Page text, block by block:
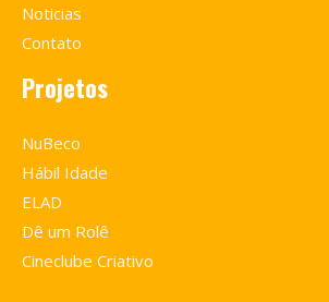
Noticias
Contato
Projetos
NuBeco
Hábil Idade
ELAD
Dê um Rolê
Cineclube Criativo